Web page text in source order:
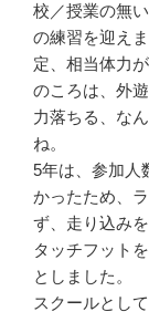
校／授業の無
の練習を迎え
定、相当体力
のころは、外
力落ちる、な
ね。
5年は、参加人
かったため、
ず、走り込み
タッチフット
としました。
スクールとし